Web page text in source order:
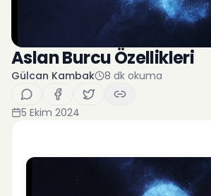
Aslan Burcu Özellikleri
Gülcan Kambak 8 dk okuma
5 Ekim 2024